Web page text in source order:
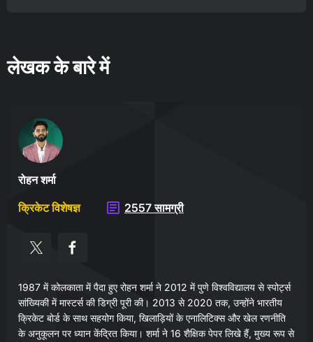
लेखक के बारे में
रोहन शर्मा
क्रिकेट विशेषज्ञ
2557 सामग्री
1987 में कोलकाता में पैदा हुए रोहन शर्मा ने 2012 में पुणे विश्वविद्यालय से स्पोर्ट्स
सांख्यिकी में मास्टर्स की डिग्री पूरी की। 2013 से 2020 तक, उन्होंने भारतीय
क्रिकेट बोर्ड के साथ सहयोग किया, खिलाड़ियों के एनालिटिक्स और खेल रणनीति
के अनुकूलन पर ध्यान केंद्रित किया। शर्मा ने 16 शैक्षिक पेपर लिखे हैं, मुख्य रूप से